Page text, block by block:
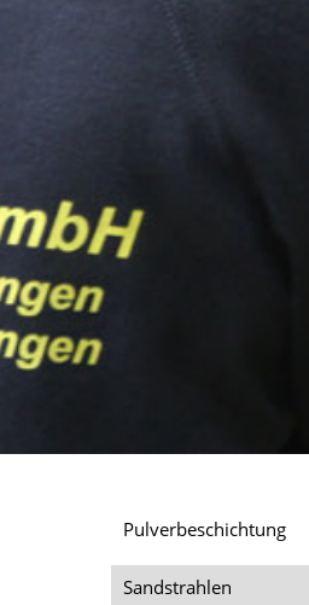
Pulverbeschichtung
Sandstrahlen